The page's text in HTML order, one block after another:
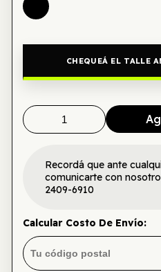
CHEQUEÁ EL TALLE
Recordá que ante
comunicarte con
2409-6910
Calcular Costo De Envío: